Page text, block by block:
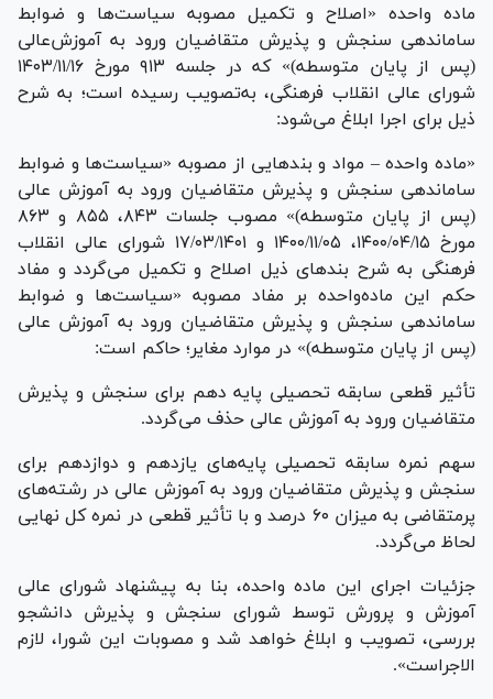
ماده واحده «اصلاح و تکمیل مصوبه سیاست‌ها و ضوابط
ساماندهی سنجش و پذیرش متقاضیان ورود به آموزش‌عالی
(پس از پایان متوسطه)» که در جلسه ۹۱۳ مورخ ۱۴۰۳/۱۱/۱۶
شورای عالی انقلاب فرهنگی، به‌تصویب رسیده است؛ به شرح
ذیل برای اجرا ابلاغ می‌شود:
«ماده واحده – مواد و بند‌هایی از مصوبه «سیاست‌ها و ضوابط
ساماندهی سنجش و پذیرش متقاضیان ورود به آموزش عالی
(پس از پایان متوسطه)» مصوب جلسات ۸۴۳، ۸۵۵ و ۸۶۳
مورخ ۱۴۰۰/۰۴/۱۵، ۱۴۰۰/۱۱/۰۵ و ۱۷/۰۳/۱۴۰۱ شورای عالی انقلاب
فرهنگی به شرح بند‌های ذیل اصلاح و تکمیل می‌گردد و مفاد
حکم این ماده‌واحده بر مفاد مصوبه «سیاست‌ها و ضوابط
ساماندهی سنجش و پذیرش متقاضیان ورود به آموزش عالی
(پس از پایان متوسطه)» در موارد مغایر؛ حاکم است:
تأثیر قطعی سابقه تحصیلی پایه دهم برای سنجش و پذیرش
متقاضیان ورود به آموزش عالی حذف می‌گردد.
سهم نمره سابقه تحصیلی پایه‌های یازدهم و دوازدهم برای
سنجش و پذیرش متقاضیان ورود به آموزش عالی در رشته‌های
پرمتقاضی به میزان ۶۰ درصد و با تأثیر قطعی در نمره کل نهایی
لحاظ می‌گردد.
جزئیات اجرای این ماده واحده، بنا به پیشنهاد شورای عالی
آموزش و پرورش توسط شورای سنجش و پذیرش دانشجو
بررسی، تصویب و ابلاغ خواهد شد و مصوبات این شورا، لازم
الاجراست».